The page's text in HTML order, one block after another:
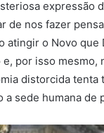
expressão
de nos fazer
o Novo que
por isso mesmo,
distorcida
sede humana de